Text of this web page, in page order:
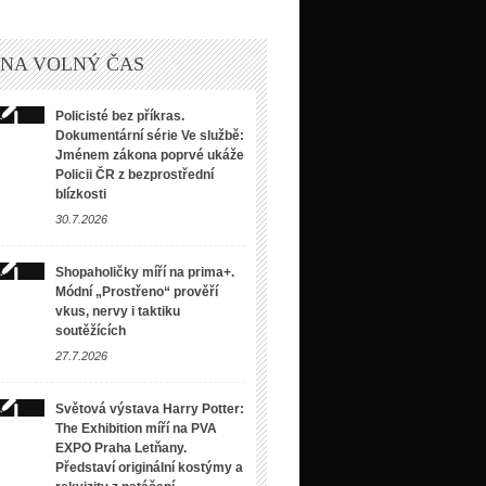
VOLNÝ ČAS
Policisté bez příkras.
Dokumentární série Ve službě:
Jménem zákona poprvé ukáže
Policii ČR z bezprostřední
blízkosti
30.7.2026
Shopaholičky míří na prima+.
Módní „Prostřeno“ prověří
vkus, nervy i taktiku
soutěžících
27.7.2026
Světová výstava Harry Potter:
The Exhibition míří na PVA
EXPO Praha Letňany.
Představí originální kostýmy a